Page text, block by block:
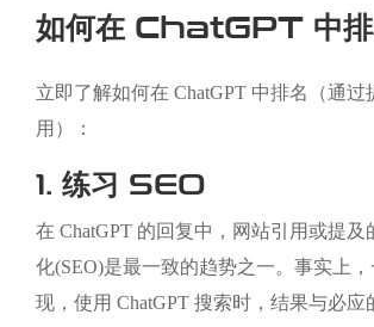
如何在 ChatGPT 中排
立即了解如何在 ChatGPT 中排名（通过
用）：
1. 练习 SEO
在 ChatGPT 的回复中，网站引用或提及
化(SEO)是最一致的趋势之一。事实上
现，使用 ChatGPT 搜索时，结果与必应